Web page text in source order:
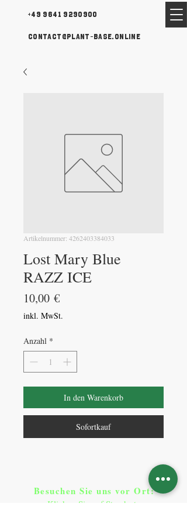
+49 9641 9290900
contact@plant-base.online
Artikelnummer: 4262403384033
Lost Mary Blue
RAZZ ICE
10,00 €Preis
inkl. MwSt.
Anzahl *
In den Warenkorb
Sofortkauf
Besuchen Sie uns vor Ort​:
Klicken Sie auf Standorte